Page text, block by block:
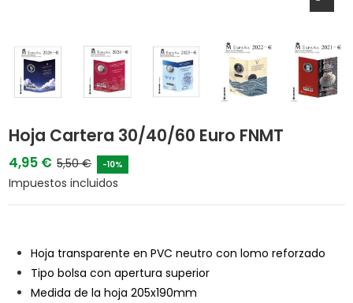
Hoja Cartera 30/40/60 Euro FNMT
4,95 € 5,50 € -10%
Impuestos incluidos
Hoja transparente en PVC neutro con lomo reforzado
Tipo bolsa con apertura superior
Medida de la hoja 205x190mm